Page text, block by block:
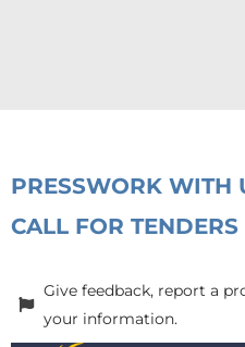
PRESSWORK WITH
CALL FOR TENDERS
Give feedback, report a
your information.